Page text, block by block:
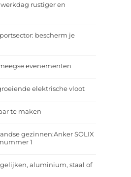
rustiger en
bescherm je
evenementen
elektrische vloot
te maken
gezinnen:Anker SOLIX
1
aluminium, staal of